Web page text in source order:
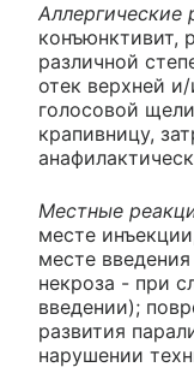
Аллергические
конъюнктивит,
различной
отек верхней
голосовой
крапивницу,
Местные
месте
месте
некроза - при
введении);
развития
нарушении